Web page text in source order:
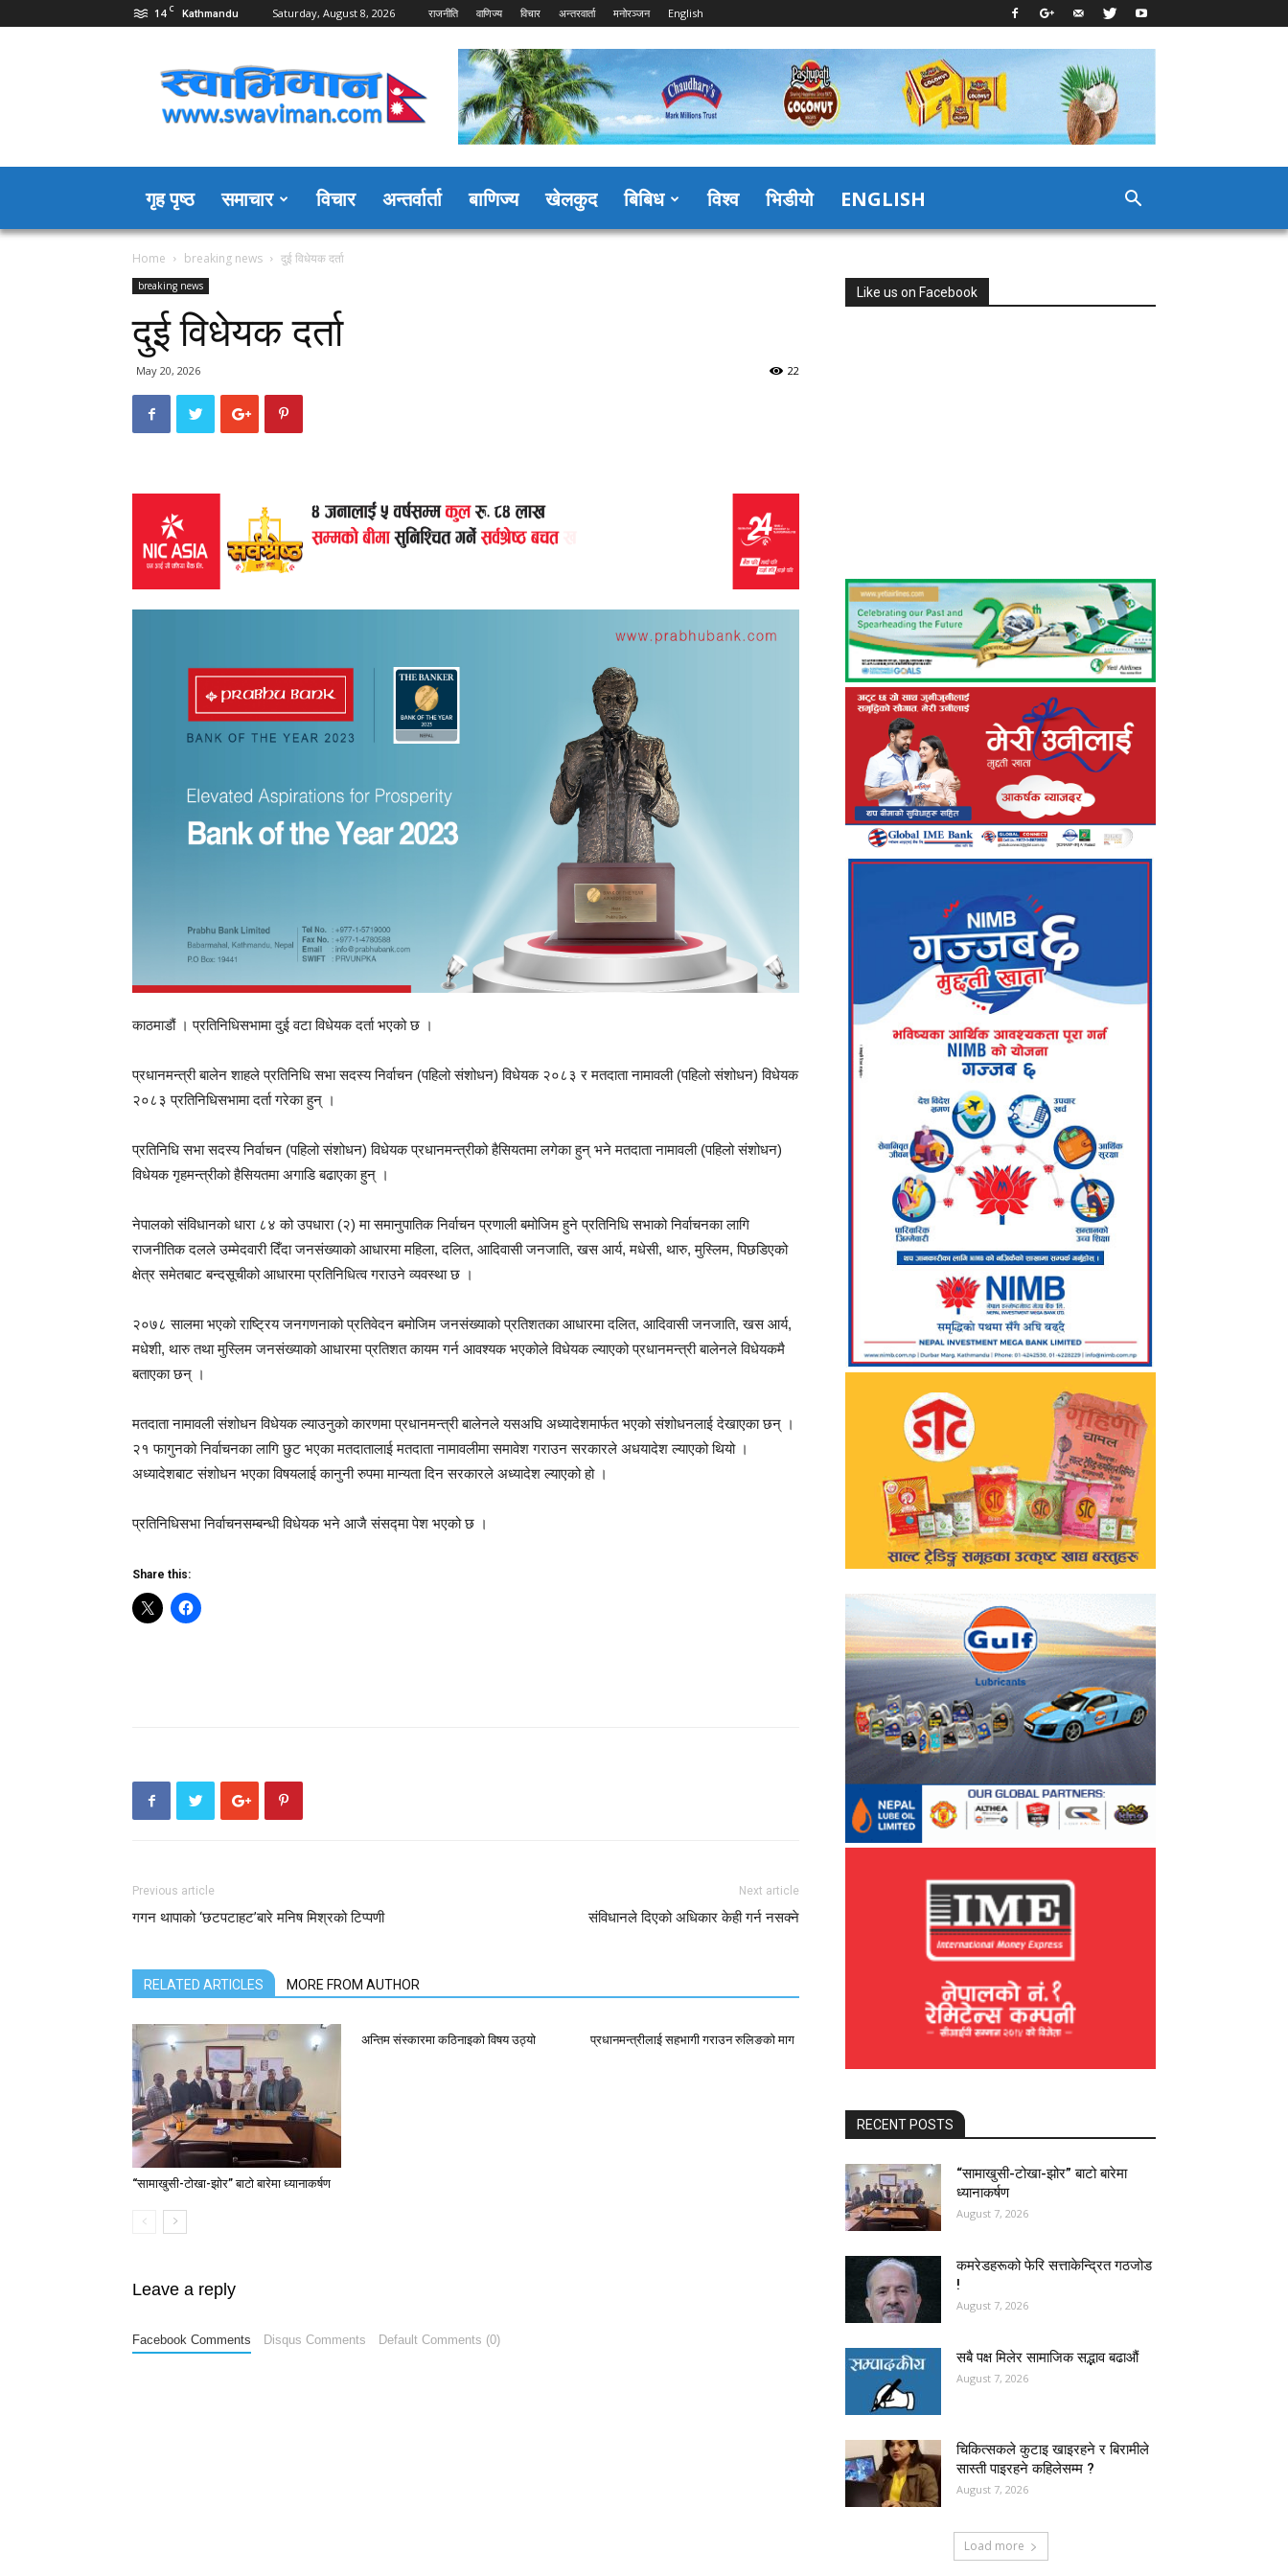
14 C Kathmandu Saturday, August 8, 2026 राजनीति वाणिज्य विचार अन्तरवार्ता मनोरञ्जन English
Swaviman
Nepal
गृह पृष्ठ समाचार विचार अन्तर्वार्ता बाणिज्य खेलकुद बिबिध विश्व भिडीयो ENGLISH
Home breaking news दुई विधेयक दर्ता
breaking news
दुई विधेयक दर्ता
May 20, 2026 22
काठमाडौं । प्रतिनिधिसभामा दुई वटा विधेयक दर्ता भएको छ ।
प्रधानमन्त्री बालेन शाहले प्रतिनिधि सभा सदस्य निर्वाचन (पहिलो संशोधन) विधेयक २०८३ र मतदाता नामावली (पहिलो संशोधन) विधेयक
२०८३ प्रतिनिधिसभामा दर्ता गरेका हुन् ।
प्रतिनिधि सभा सदस्य निर्वाचन (पहिलो संशोधन) विधेयक प्रधानमन्त्रीको हैसियतमा लगेका हुन् भने मतदाता नामावली (पहिलो संशोधन)
विधेयक गृहमन्त्रीको हैसियतमा अगाडि बढाएका हुन् ।
नेपालको संविधानको धारा ८४ को उपधारा (२) मा समानुपातिक निर्वाचन प्रणाली बमोजिम हुने प्रतिनिधि सभाको निर्वाचनका लागि
राजनीतिक दलले उम्मेदवारी दिँदा जनसंख्याको आधारमा महिला, दलित, आदिवासी जनजाति, खस आर्य, मधेसी, थारु, मुस्लिम, पिछडिएको
क्षेत्र समेतबाट बन्दसूचीको आधारमा प्रतिनिधित्व गराउने व्यवस्था छ ।
२०७८ सालमा भएको राष्ट्रिय जनगणनाको प्रतिवेदन बमोजिम जनसंख्याको प्रतिशतका आधारमा दलित, आदिवासी जनजाति, खस आर्य,
मधेशी, थारु तथा मुस्लिम जनसंख्याको आधारमा प्रतिशत कायम गर्न आवश्यक भएकोले विधेयक ल्याएको प्रधानमन्त्री बालेनले विधेयकमै
बताएका छन् ।
मतदाता नामावली संशोधन विधेयक ल्याउनुको कारणमा प्रधानमन्त्री बालेनले यसअघि अध्यादेशमार्फत भएको संशोधनलाई देखाएका छन् ।
२१ फागुनको निर्वाचनका लागि छुट भएका मतदातालाई मतदाता नामावलीमा समावेश गराउन सरकारले अधयादेश ल्याएको थियो ।
अध्यादेशबाट संशोधन भएका विषयलाई कानुनी रुपमा मान्यता दिन सरकारले अध्यादेश ल्याएको हो ।
प्रतिनिधिसभा निर्वाचनसम्बन्धी विधेयक भने आजै संसद्मा पेश भएको छ ।
Share this:
Previous article
गगन थापाको ‘छटपटाहट’बारे मनिष मिश्रको टिप्पणी
Next article
संविधानले दिएको अधिकार केही गर्न नसक्ने
RELATED ARTICLES MORE FROM AUTHOR
“सामाखुसी-टोखा-झोर” बाटो बारेमा ध्यानाकर्षण
अन्तिम संस्कारमा कठिनाइको विषय उठ्याे प्रधानमन्त्रीलाई सहभागी गराउन रुलिङको माग
Leave a reply
Facebook Comments Disqus Comments Default Comments (0)
Like us on Facebook
RECENT POSTS
“सामाखुसी-टोखा-झोर” बाटो बारेमा
ध्यानाकर्षण
August 7, 2026
कमरेडहरूको फेरि सत्ताकेन्द्रित गठजोड
!
August 7, 2026
सबै पक्ष मिलेर सामाजिक सद्भाव बढाऔं
August 7, 2026
चिकित्सकले कुटाइ खाइरहने र बिरामीले
सास्ती पाइरहने कहिलेसम्म ?
August 7, 2026
Load more